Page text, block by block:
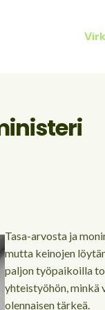
Tasa-arvosta ja
mutta keinojen
paljon työpaikoilla
yhteistyöhön, minkä
olennaisen tärkeä.